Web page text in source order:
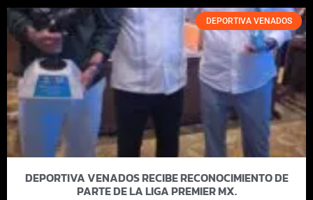
DEPORTIVA VENADOS
DEPORTIVA VENADOS RECIBE RECONOCIMIENTO DE
PARTE DE LA LIGA PREMIER MX.